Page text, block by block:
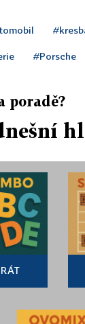
#Porsche
poradě?